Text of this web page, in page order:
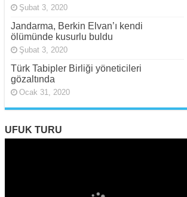
Şubat 3, 2020
Jandarma, Berkin Elvan’ı kendi
ölümünde kusurlu buldu
Şubat 3, 2020
Türk Tabipler Birliği yöneticileri
gözaltında
Ocak 31, 2020
UFUK TURU